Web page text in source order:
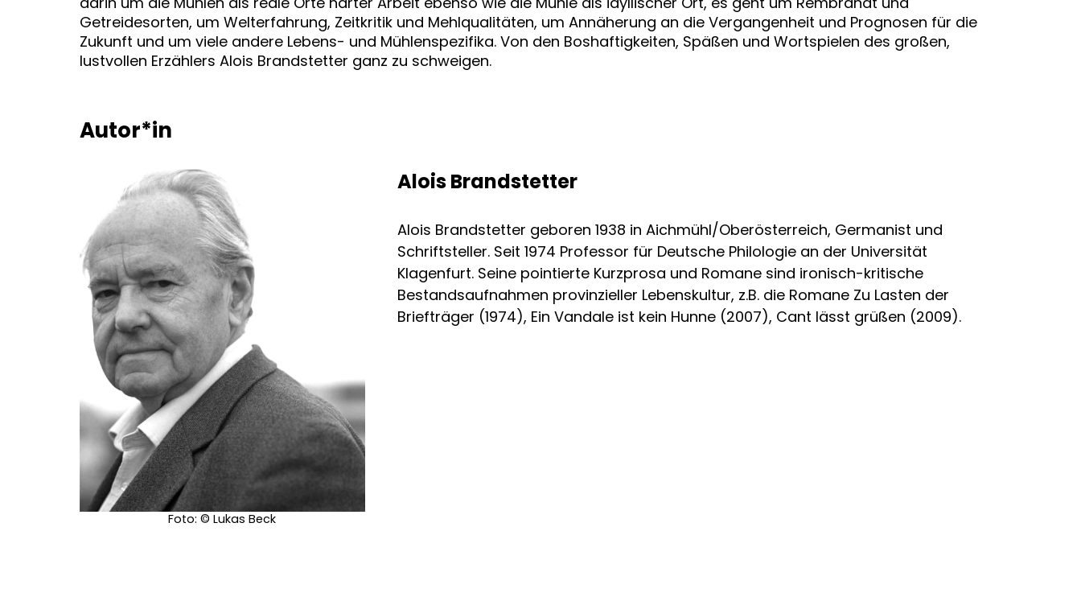
Getreidesorten, um Welterfahrung, Zeitkritik und Mehlqualitäten, um Annäherung an die Vergangenheit und Prognosen für die
Zukunft und um viele andere Lebens- und Mühlenspezifika. Von den Boshaftigkeiten, Späßen und Wortspielen des großen,
lustvollen Erzählers Alois Brandstetter ganz zu schweigen.
Autor*in
Foto: © Lukas Beck
Alois Brandstetter
Alois Brandstetter geboren 1938 in Aichmühl/Oberösterreich, Germanist und
Schriftsteller. Seit 1974 Professor für Deutsche Philologie an der Universität
Klagenfurt. Seine pointierte Kurzprosa und Romane sind ironisch-kritische
Bestandsaufnahmen provinzieller Lebenskultur, z.B. die Romane Zu Lasten der
Briefträger (1974), Ein Vandale ist kein Hunne (2007), Cant lässt grüßen (2009).